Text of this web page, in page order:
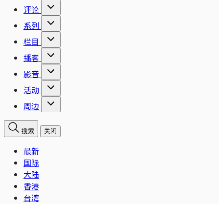
评论
系列
栏目
播客
影音
活动
周边
搜索 关闭
最新
国际
大陆
香港
台湾